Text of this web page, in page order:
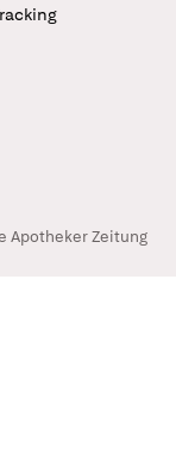
Apotheker Zeitung